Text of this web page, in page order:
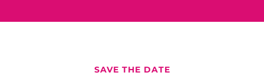
SAVE THE DATE